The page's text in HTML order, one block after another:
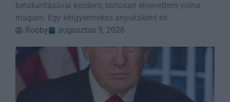
betakarításával kezdem, biztosan elnevettem volna
magam. Egy kétgyermekes anyukaként és
Rooby
augusztus 9, 2026